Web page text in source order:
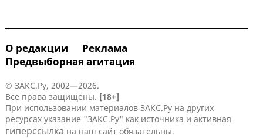
О редакции
Реклама
Предвыборная агитация
© ЗАКС.Ру, 2002—2026.
Все права защищены. [18+]
При использовании материалов ЗАКС.Ру на других
ресурсах указание "ЗАКС.Ру" как источника и активная
гиперссылка на наш сайт обязательны.